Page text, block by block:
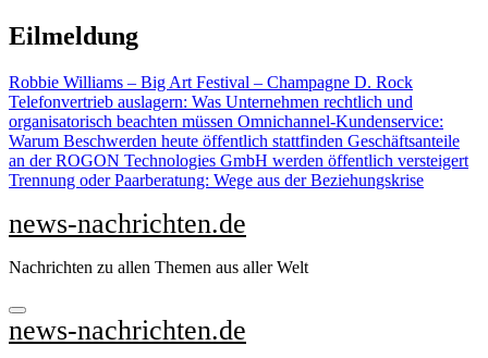
Zu
Inhalten
Eilmeldung
Robbie Williams – Big Art Festival – Champagne D. Rock
Telefonvertrieb auslagern: Was Unternehmen rechtlich und
organisatorisch beachten müssen Omnichannel-Kundenservice:
Warum Beschwerden heute öffentlich stattfinden Geschäftsanteile
an der ROGON Technologies GmbH werden öffentlich versteigert
Trennung oder Paarberatung: Wege aus der Beziehungskrise
news-nachrichten.de
Nachrichten zu allen Themen aus aller Welt
news-nachrichten.de